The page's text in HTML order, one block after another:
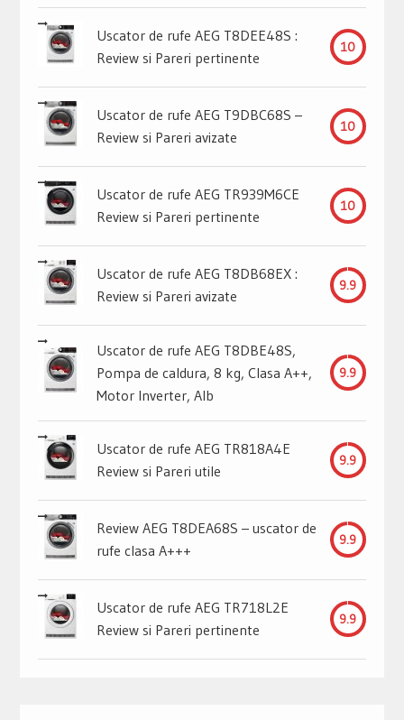
Uscator de rufe AEG T8DEE48S :
Review si Pareri pertinente
10
Uscator de rufe AEG T9DBC68S –
Review si Pareri avizate
10
Uscator de rufe AEG TR939M6CE
Review si Pareri pertinente
10
Uscator de rufe AEG T8DB68EX :
Review si Pareri avizate
9.9
Uscator de rufe AEG T8DBE48S,
Pompa de caldura, 8 kg, Clasa A++,
Motor Inverter, Alb
9.9
Uscator de rufe AEG TR818A4E
Review si Pareri utile
9.9
Review AEG T8DEA68S – uscator de
rufe clasa A+++
9.9
Uscator de rufe AEG TR718L2E
Review si Pareri pertinente
9.9